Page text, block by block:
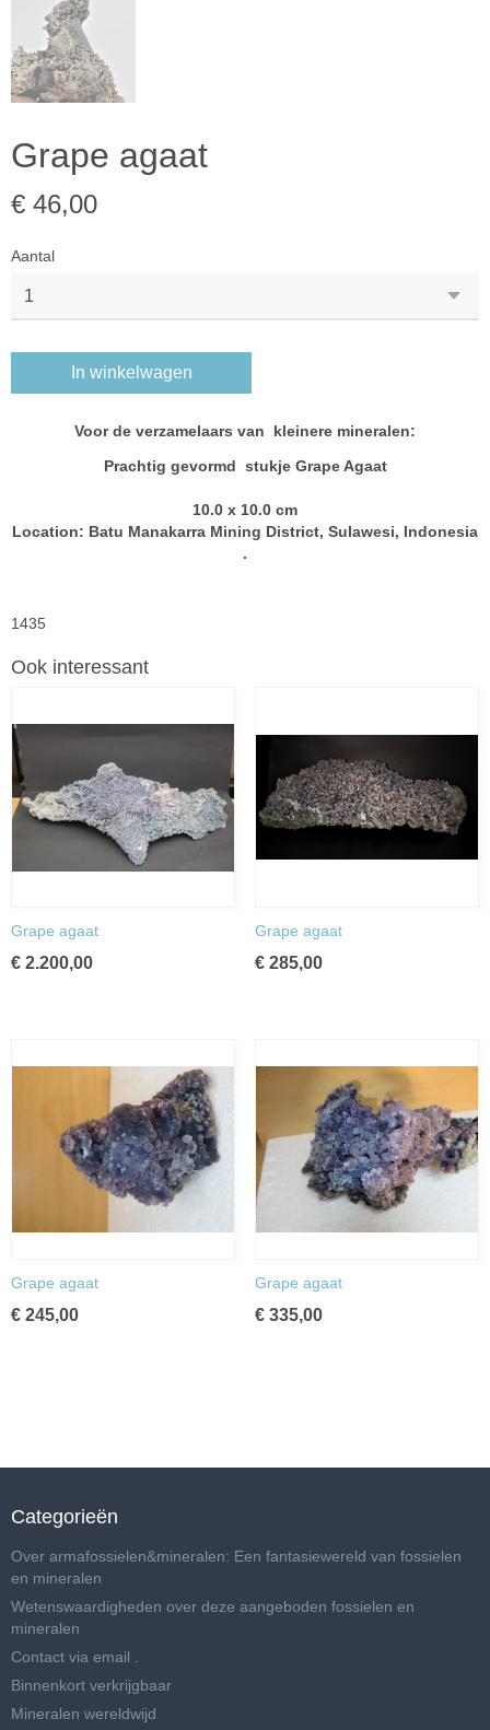
Grape agaat
€ 46,00
Aantal
In winkelwagen
Voor de verzamelaars van kleinere mineralen:
Prachtig gevormd stukje Grape Agaat
10.0 x 10.0 cm
Location: Batu Manakarra Mining District, Sulawesi, Indonesia
.
1435
Ook interessant
Grape agaat
€ 2.200,00
Grape agaat
€ 285,00
Grape agaat
€ 245,00
Grape agaat
€ 335,00
Categorieën
Over armafossielen&mineralen: Een fantasiewereld van fossielen
en mineralen
Wetenswaardigheden over deze aangeboden fossielen en
mineralen
Contact via email .
Binnenkort verkrijgbaar
Mineralen wereldwijd